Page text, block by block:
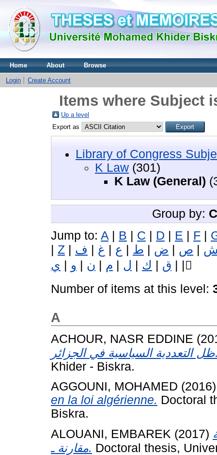
Home About Browse
Login Create Account
Items where Subject
Up a level
Export as
Library of Congress
K Law (301)
K Law (General)
Group by:
Jump to: A | B | C | D | E | F |
| Z | | ص | ض | ط | ع | غ | ف
| ق | ك | ل | م | ن | و | ي
|
Number of items at this level:
A
ACHOUR, NASR EDDINE
الجزائر.
Khider - Biskra.
AGGOUNI, MOHAMED
en la loi algérienne. Doctoral
Biskra.
ALOUANI, EMBAREK (2017)
مقارنة ـ. Doctoral thesis,